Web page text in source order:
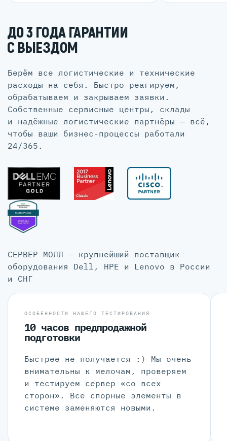
ДО 3 ГОДА ГАРАНТИИ
С ВЫЕЗДОМ
Берём все логистические и технические
расходы на себя. Быстро реагируем,
обрабатываем и закрываем заявки.
Собственные сервисные центры, склады
и надёжные логистические партнёры — всё,
чтобы ваши бизнес-процессы работали
24/365.
СЕРВЕР МОЛЛ — крупнейший поставщик
оборудования Dell, HPE и Lenovo в России
и СНГ
ОСОБЕННОСТИ НАШЕГО ТЕСТИРОВАНИЯ
10 часов предпродажной
подготовки
Быстрее не получается :) Мы очень
внимательны к мелочам, проверяем
и тестируем сервер «со всех
сторон». Все спорные элементы в
системе заменяются новыми.